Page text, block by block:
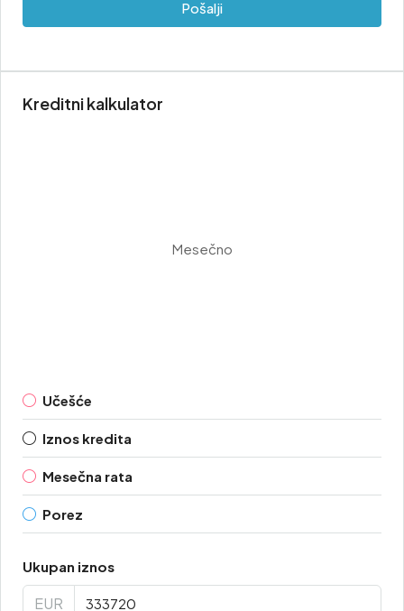
Pošalji
Kreditni kalkulator
Mesečno
Učešće
Iznos kredita
Mesečna rata
Porez
Ukupan iznos
EUR